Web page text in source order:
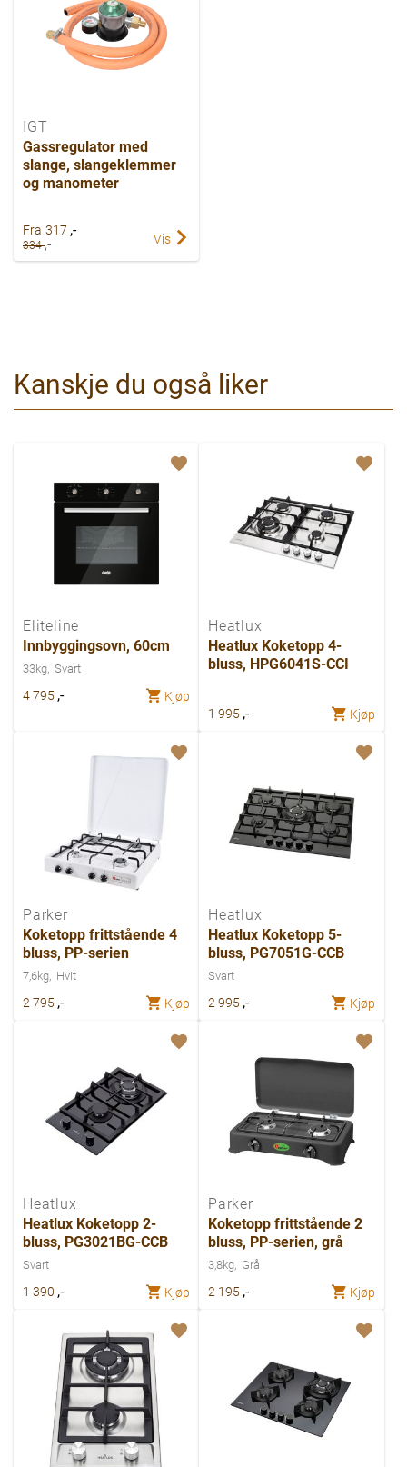
IGT
Gassregulator med
slange, slangeklemmer
og manometer
Fra 317 ,-
334,- Vis
Kanskje du også liker
Eliteline
Innbyggingsovn, 60cm
33kg Svart
4 795 ,- Kjøp
Heatlux
Heatlux Koketopp 4-
bluss, HPG6041S-CCI
1 995 ,- Kjøp
Parker
Koketopp frittstående 4
bluss, PP-serien
7,6kg Hvit
2 795 ,- Kjøp
Heatlux
Heatlux Koketopp 5-
bluss, PG7051G-CCB
Svart
2 995 ,- Kjøp
Heatlux
Heatlux Koketopp 2-
bluss, PG3021BG-CCB
Svart
1 390 ,- Kjøp
Parker
Koketopp frittstående 2
bluss, PP-serien, grå
3,8kg Grå
2 195 ,- Kjøp